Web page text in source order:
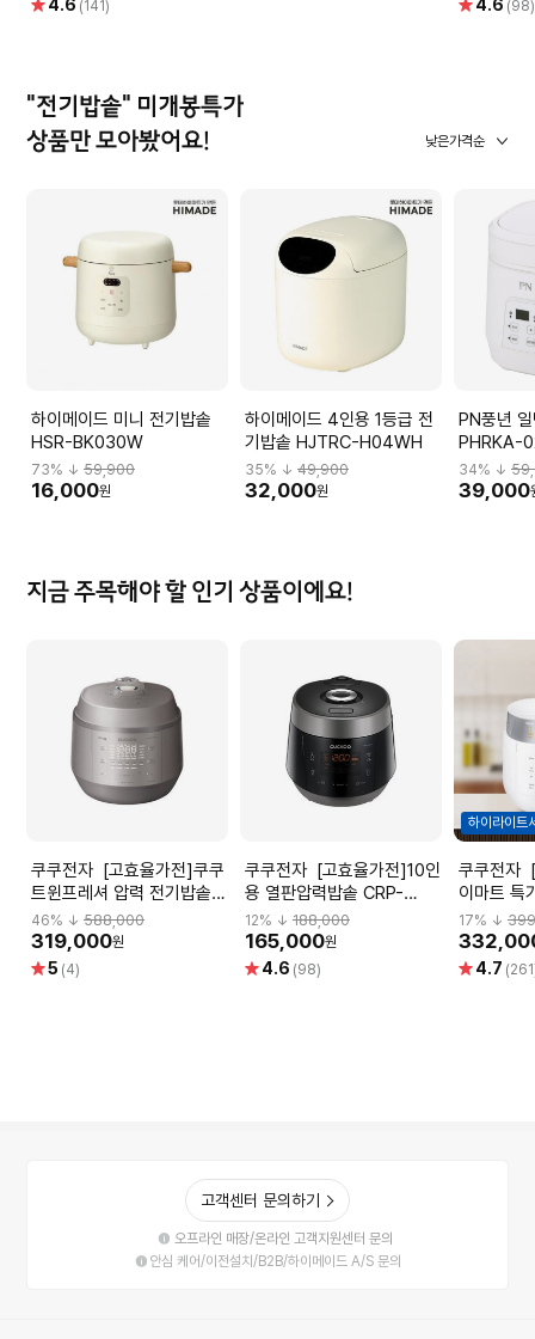
4.6 (141) 4.6 (98)
"전기밥솥" 미개봉특가
상품만 모아봤어요!
낮은가격순
하이메이드 미니 전기밥솥
HSR-BK030W
73% ↓ 59,900
16,000원
하이메이드 4인용 1등급 전
기밥솥 HJTRC-H04WH
35% ↓49,900
32,000원
PN풍년
PHRKA-
34% ↓
39,000
지금 주목해야 할 인기 상품이에요!
쿠쿠전자 [고효율가전]쿠쿠
트윈프레셔 압력 전기밥솥
CRP-KHTS1070FS
46% ↓ 588,000
319,000원
별5 (4)
쿠쿠전자 [고효율가전]10인
용 열판압력밥솥 CRP-
P1055FD
12% ↓188,000
165,000원
별 4.6 (98)
하이라이트
쿠쿠전자 [고효율가전][하
이마트 특
레셔 IH압력
17% ↓
별 4.7
고객센터 문의하기
오프라인 매장/온라인 고객지원센터 문의
안심 케어/이전설치/B2B/하이메이드 A/S 문의